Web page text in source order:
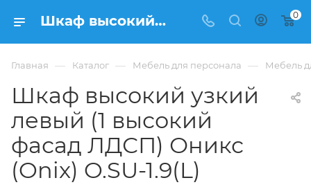
Шкаф высокий узкий левый (1 высокий фасад ЛДСП) Оникс (Onix) O.SU-1.9(L) из ЛДСП купить в Москве, цена 12 096 ₽ - интернет-магазин ФРАНКОМ 0
Главная — Каталог — Мебель для персонала — Мебель
Шкаф высокий узкий
левый (1 высокий
фасад ЛДСП) Оникс
(Onix) O.SU-1.9(L)